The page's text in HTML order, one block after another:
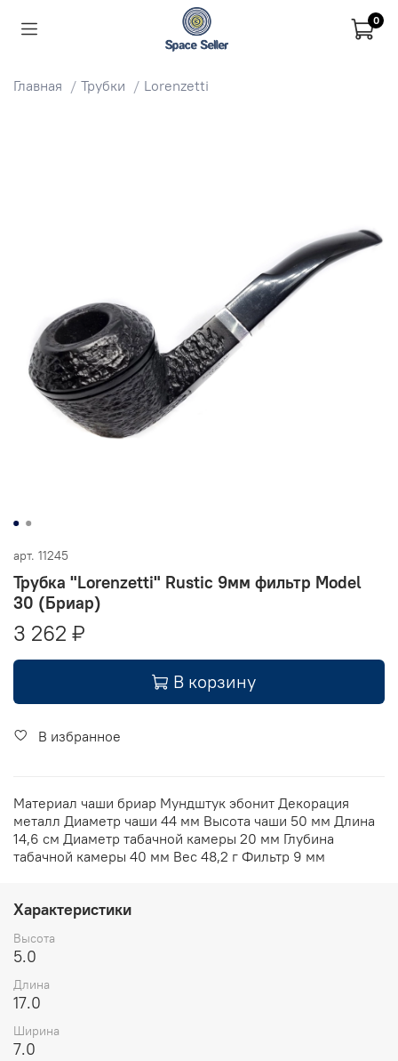
0
Главная Трубки Lorenzetti
арт. 11245
Трубка "Lorenzetti" Rustic 9мм фильтр Model
30 (Бриар)
3 262 ₽
В корзину
В избранное
Материал чаши бриар Мундштук эбонит Декорация
металл Диаметр чаши 44 мм Высота чаши 50 мм Длина
14,6 см Диаметр табачной камеры 20 мм Глубина
табачной камеры 40 мм Вес 48,2 г Фильтр 9 мм
Характеристики
Высота
5.0
Длина
17.0
Ширина
7.0